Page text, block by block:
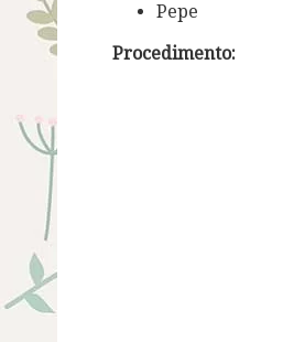
Pepe
Procedimento: